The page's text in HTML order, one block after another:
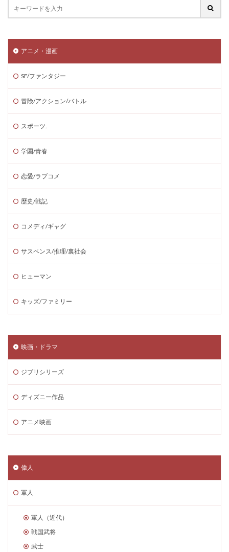
アニメ・漫画
SF/ファンタジー
冒険/アクション/バトル
スポーツ.
学園/青春
恋愛/ラブコメ
歴史/戦記
コメディ/ギャグ
サスペンス/推理/裏社会
ヒューマン
キッズ/ファミリー
映画・ドラマ
ジブリシリーズ
ディズニー作品
アニメ映画
偉人
軍人
軍人（近代）
戦国武将
武士